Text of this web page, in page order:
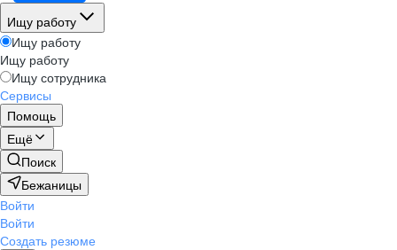
Ищу работу
Ищу работу
Ищу работу
Ищу сотрудника
Сервисы
Помощь
Ещё
Поиск
Бежаницы
Войти
Войти
Создать резюме